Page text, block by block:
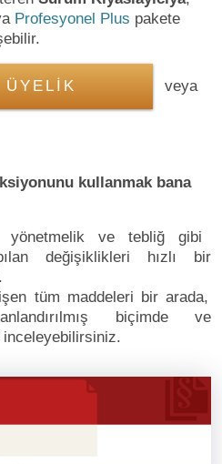
Profesyonel Plus pakete
ÜYELİK veya
kullanmak bana
yönetmelik ve tebliğ gibi
değişiklikleri hızlı bir
tüm maddeleri bir arada,
biçimde ve
inceleyebilirsiniz.